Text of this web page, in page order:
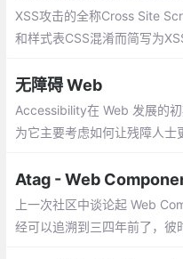
XSS攻击的全称Cross Site
和样式表CSS混淆而简写为
ipt代码会被执行，从而达到恶
无障碍 Web
Accessibility在 Web 发展的
为它主要考虑如何让残障人
需要靠键盘；
上一次社区中谈论起 Web
经可以追溯到三四年前了，彼